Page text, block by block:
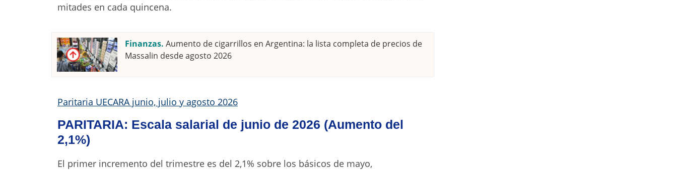
mitades en cada quincena.
Finanzas. Aumento de cigarrillos en Argentina: la lista completa de precios de
Massalin desde agosto 2026
Paritaria UECARA junio, julio y agosto 2026
PARITARIA: Escala salarial de junio de 2026 (Aumento del
2,1%)
El primer incremento del trimestre es del 2,1% sobre los básicos de mayo,